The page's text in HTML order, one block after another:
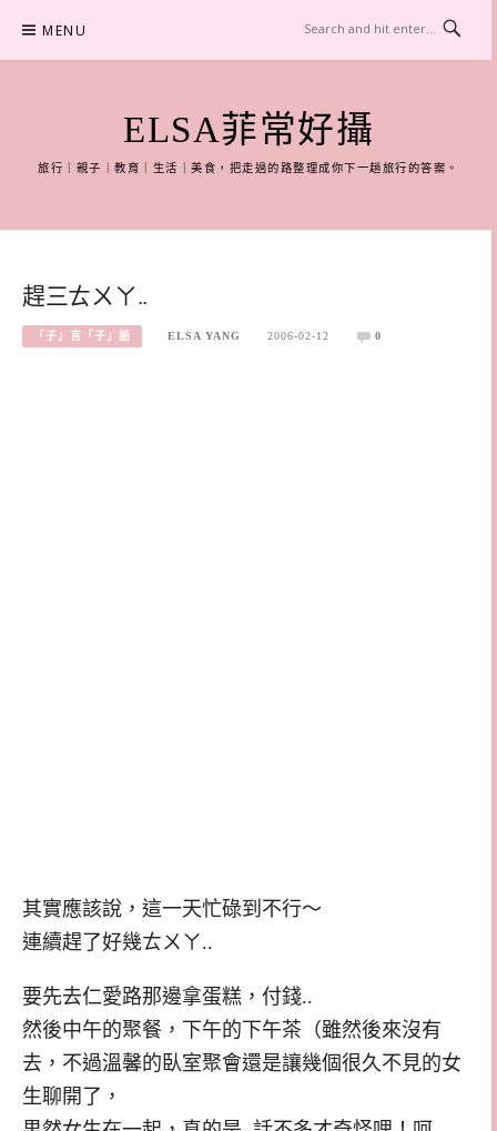
content
MENU
ELSA菲常好攝
旅行｜親子｜教育｜生活｜美食，把走過的路整理成你下一趟旅行的答案。
趕三ㄊㄨㄚ..
「子」言「子」語 ELSA YANG 2006-02-12 0
其實應該說，這一天忙碌到不行～
連續趕了好幾ㄊㄨㄚ..
要先去仁愛路那邊拿蛋糕，付錢..
然後中午的聚餐，下午的下午茶（雖然後來沒有
去，不過溫馨的臥室聚會還是讓幾個很久不見的女
生聊開了，